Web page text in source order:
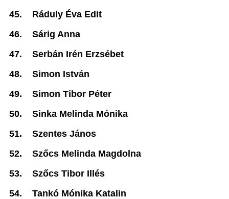
45.
Ráduly Éva Edit
46.
Sárig Anna
47.
Serbán Irén Erzsébet
48.
Simon István
49.
Simon Tibor Péter
50.
Sinka Melinda Mónika
51.
Szentes János
52.
Szőcs Melinda Magdolna
53.
Szőcs Tibor Illés
54.
Tankó Mónika Katalin